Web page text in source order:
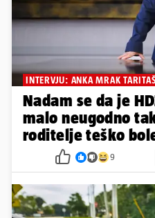
INTERVJU: ANKA MRAK
Nadam se da je
malo neugodno
roditelje teško
9